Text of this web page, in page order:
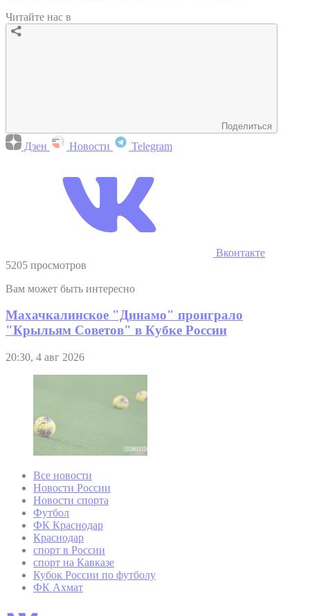
Читайте нас в
Поделиться
Дзен Новости Telegram
Вконтакте
5205 просмотров
Вам может быть интересно
Махачкалинское "Динамо" проиграло
"Крыльям Советов" в Кубке России
20:30, 4 авг 2026
Все новости
Новости России
Новости спорта
Футбол
ФК Краснодар
Краснодар
спорт в России
спорт на Кавказе
Кубок России по футболу
ФК Ахмат